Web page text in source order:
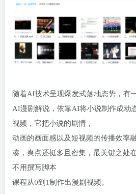
随着AI技术呈现爆发式落地态势，有
AI漫剧解说，依靠AI将小说制作成动
视频，它把小说的剧情，
动画的画面感以及短视频的传播效率
凑，爽点还挺多且密集，最关键之处
不用撰写脚本
课程从0到1制作出漫剧视频。